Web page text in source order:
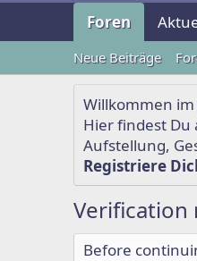
Foren
Neue Beiträge
Willkommen im
Hier findest Du
Aufstellung,
Registriere
Verification
Before